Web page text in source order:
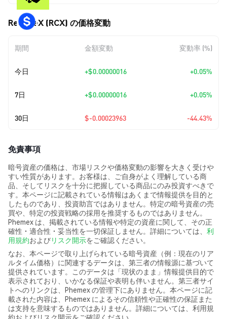
RecycleX (RCX) の価格変動
期間 金額変動 変動率 (%)
今日 +$0.00000016 +0.05%
7日 +$0.00000016 +0.05%
30日 $-0.00023963 -44.43%
免責事項
暗号資産の価格は、市場リスクや価格変動の影響を大きく受けや
すい性質があります。お客様は、ご自身がよく理解している商
品、そしてリスクを十分に把握している商品にのみ投資すべきで
す。本ページに記載されている情報はあくまで情報提供を目的と
したものであり、投資助言ではありません。特定の暗号資産の売
買や、特定の投資戦略の採用を推奨するものではありません。
Phemex は、掲載されている情報や特定の資産に関して、その正
確性・適合性・妥当性を一切保証しません。詳細については、 利
用規約およびリスク開示をご確認ください。
なお、本ページで取り上げられている暗号資産（例：現在のリア
ルタイム価格）に関連するデータは、第三者の情報源に基づいて
提供されています。このデータは「現状のまま」情報提供目的で
表示されており、いかなる保証や表明も伴いません。第三者サイ
トへのリンクは、Phemex の管理下にありません。本ページに記
載された内容は、Phemex によるその信頼性や正確性の保証また
は支持を意味するものではありません。詳細については、利用規
約およびリスク開示をご確認ください。